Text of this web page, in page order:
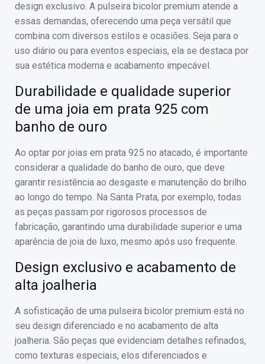
design exclusivo. A pulseira bicolor premium atende a
essas demandas, oferecendo uma peça versátil que
combina com diversos estilos e ocasiões. Seja para o
uso diário ou para eventos especiais, ela se destaca por
sua estética moderna e acabamento impecável.
Durabilidade e qualidade superior
de uma joia em prata 925 com
banho de ouro
Ao optar por joias em prata 925 no atacado, é importante
considerar a qualidade do banho de ouro, que deve
garantir resistência ao desgaste e manutenção do brilho
ao longo do tempo. Na Santa Prata, por exemplo, todas
as peças passam por rigorosos processos de
fabricação, garantindo uma durabilidade superior e uma
aparência de joia de luxo, mesmo após uso frequente.
Design exclusivo e acabamento de
alta joalheria
A sofisticação de uma pulseira bicolor premium está no
seu design diferenciado e no acabamento de alta
joalheria. São peças que evidenciam detalhes refinados,
como texturas especiais, elos diferenciados e